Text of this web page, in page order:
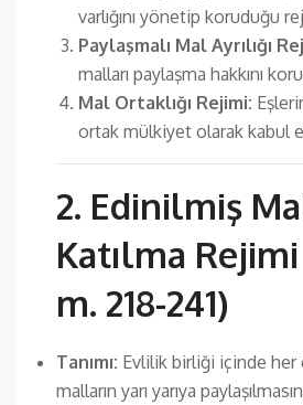
varlığını yönetip koruduğu
Paylaşmalı Mal Ayrılığı
malları paylaşma hakkını
Mal Ortaklığı Rejimi:
ortak mülkiyet olarak kabul
2. Edinilmiş
Katılma
m. 218-241)
Tanımı: Evlilik birliği içinde her
malların yarı yarıya